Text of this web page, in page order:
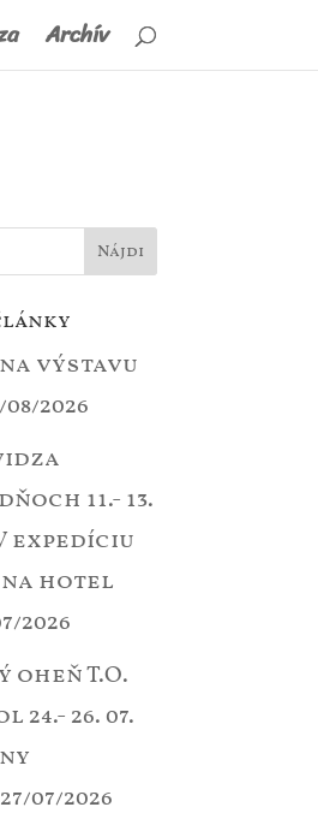
Archív
výstavu
08/2026
11.- 13.
expedíciu
hotel
2026
oheň T.O.
26. 07.
27/07/2026